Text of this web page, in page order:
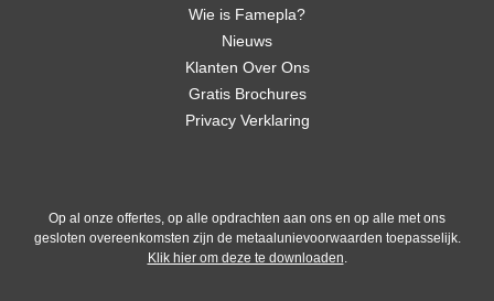
Wie is Famepla?
Nieuws
Klanten Over Ons
Gratis Brochures
Privacy Verklaring
Op al onze offertes, op alle opdrachten aan ons en op alle met ons
gesloten overeenkomsten zijn de metaalunievoorwaarden toepasselijk.
Klik hier om deze te downloaden.